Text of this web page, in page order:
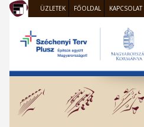
ÜZLETEK FŐOLDAL KAPCSOLAT